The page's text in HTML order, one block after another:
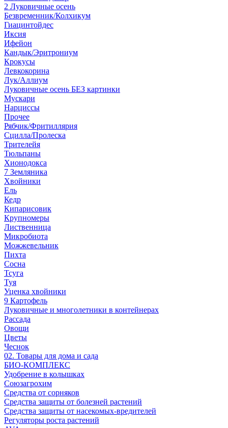
2 Луковичные осень
Безвременник/Колхикум
Гиацинтойдес
Иксия
Ифейон
Кандык/Эритрониум
Крокусы
Левкокорина
Лук/Аллиум
Луковичные осень БЕЗ картинки
Мускари
Нарциссы
Прочее
Рябчик/Фритиллярия
Сцилла/Пролеска
Трителейя
Тюльпаны
Хионодокса
7 Земляника
Хвойники
Ель
Кедр
Кипарисовик
Крупномеры
Лиственница
Микробиота
Можжевельник
Пихта
Сосна
Тсуга
Туя
Уценка хвойники
9 Картофель
Луковичные и многолетники в контейнерах
Рассада
Овощи
Цветы
Чеснок
02. Товары для дома и сада
БИО-КОМПЛЕКС
Удобрение в колышках
Союзагрохим
Средства от сорняков
Средства защиты от болезней растений
Средства защиты от насекомых-вредителей
Регуляторы роста растений